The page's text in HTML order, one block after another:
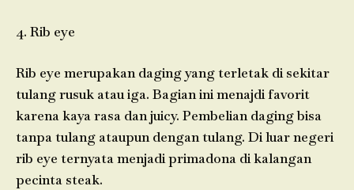
4. Rib eye
Rib eye merupakan daging yang terletak di sekitar
tulang rusuk atau iga. Bagian ini menajdi favorit
karena kaya rasa dan juicy. Pembelian daging bisa
tanpa tulang ataupun dengan tulang. Di luar negeri
rib eye ternyata menjadi primadona di kalangan
pecinta steak.